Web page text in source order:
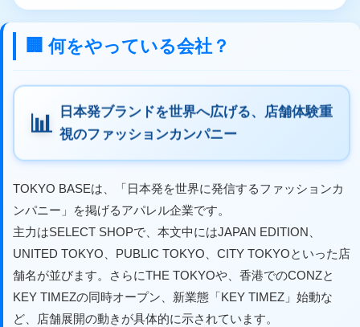
🏢 何をやっている会社？
日本発ブランドを世界へ広げる、店舗体験重
視のファッションカンパニー
TOKYO BASEは、「日本発を世界に発信するファッションカ
ンパニー」を掲げるアパレル企業です。
主力はSELECT SHOPで、本文中にはJAPAN EDITION、
UNITED TOKYO、PUBLIC TOKYO、CITY TOKYOといった店
舗名が並びます。さらにTHE TOKYOや、香港でのCONZと
KEY TIMEZの同時オープン、新業態「KEY TIMEZ」始動な
ど、店舗展開の動きが具体的に示されています。